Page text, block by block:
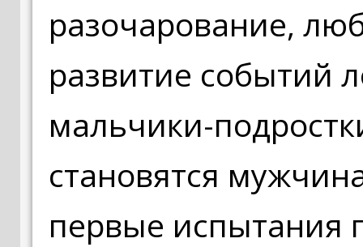
разочарование,
развитие событий
мальчики-
становятся
первые испытания